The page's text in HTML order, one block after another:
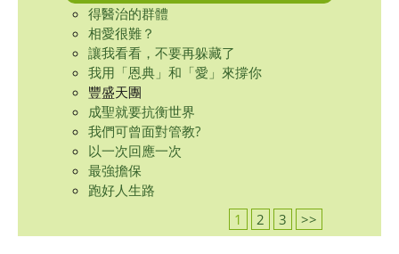
得醫治的群體
相愛很難？
讓我看看，不要再躲藏了
我用「恩典」和「愛」來撐你
豐盛天團
成聖就要抗衡世界
我們可曾面對管教?
以一次回應一次
最強擔保
跑好人生路
1
2 3 >>